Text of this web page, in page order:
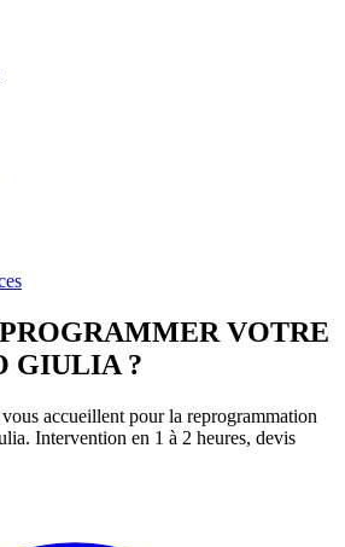
VOTRE
GIULIA ?
accueillent pour la reprogrammation
. Intervention en 1 à 2 heures, devis